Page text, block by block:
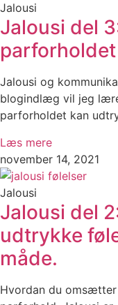
Jalousi
Jalousi del
Jalousi og
blogindlæg vil jeg
parforholdet kan
Læs mere
november 14, 2021
Jalousi
Jalousi del
udtrykke
måde.
Hvordan du